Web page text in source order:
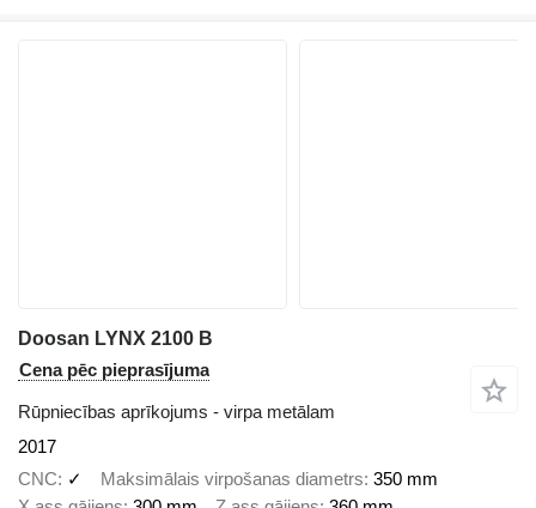
Doosan LYNX 2100 B
Cena pēc pieprasījuma
Rūpniecības aprīkojums - virpa metālam
2017
CNC
✓ Maksimālais virpošanas diametrs 350 mm